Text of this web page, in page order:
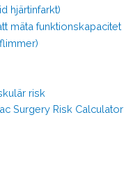
hjärtinfarkt)
mäta funktionskapacitet
risk
Surgery Risk Calculator